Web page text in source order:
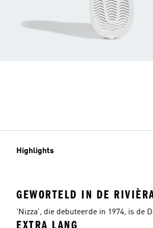
Highlights
GEWORTELD IN DE
'Nizza', die debuteerde in 1974, is de
EXTRA LANG